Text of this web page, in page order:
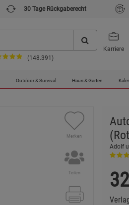
30 Tage Rückgaberecht
(148.391)
Karriere
Outdoor & Survival Haus & Garten
Merken
Teilen
Adolf